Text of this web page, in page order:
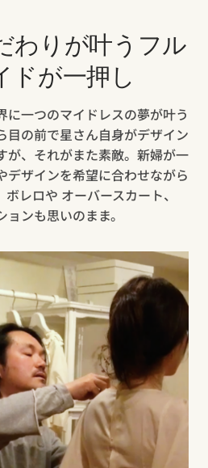
わりが叶うフル
ドが一押し
に一つのマイドレスの夢が叶う
目の前で星さん自身がデザイン
が、それがまた素敵。新婦が一
デザインを希望に合わせながら
レロや オーバースカート、
ンも思いのまま。